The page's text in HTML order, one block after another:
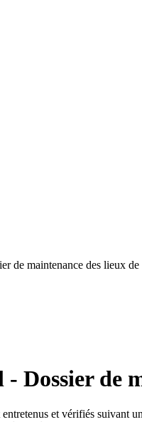
de maintenance des lieux
Dossier de
et vérifiés suivant